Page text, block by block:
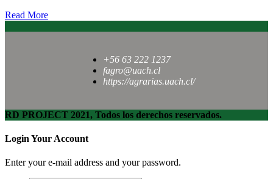
Read More
+56 63 222 1237
fagro@uach.cl
https://agrarias.uach.cl/
RD PROJECT 2021, Todos los derechos reservados.
Login Your Account
Enter your e-mail address and your password.